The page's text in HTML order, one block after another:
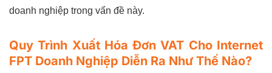
doanh nghiệp trong vấn đề này.
Quy Trình Xuất Hóa Đơn VAT Cho Internet
FPT Doanh Nghiệp Diễn Ra Như Thế Nào?